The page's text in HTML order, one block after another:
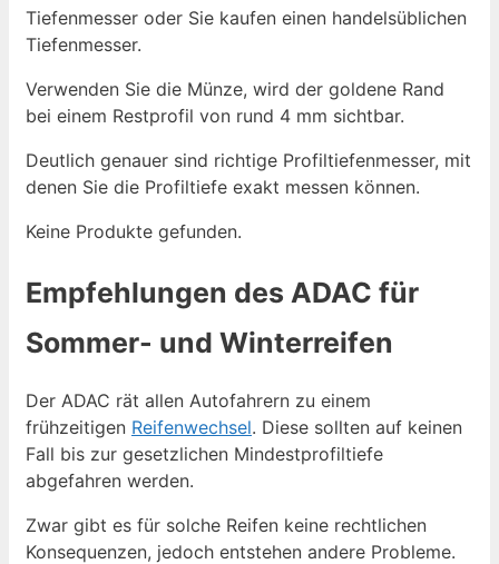
Tiefenmesser oder Sie kaufen einen handelsüblichen
Tiefenmesser.
Verwenden Sie die Münze, wird der goldene Rand
bei einem Restprofil von rund 4 mm sichtbar.
Deutlich genauer sind richtige Profiltiefenmesser, mit
denen Sie die Profiltiefe exakt messen können.
Keine Produkte gefunden.
Empfehlungen des ADAC für
Sommer- und Winterreifen
Der ADAC rät allen Autofahrern zu einem
frühzeitigen Reifenwechsel. Diese sollten auf keinen
Fall bis zur gesetzlichen Mindestprofiltiefe
abgefahren werden.
Zwar gibt es für solche Reifen keine rechtlichen
Konsequenzen, jedoch entstehen andere Probleme.